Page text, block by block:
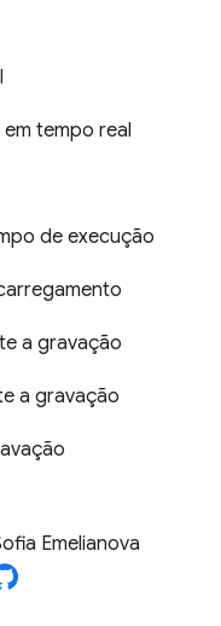
tempo real
de execução
a gravação
a gravação
Emelianova